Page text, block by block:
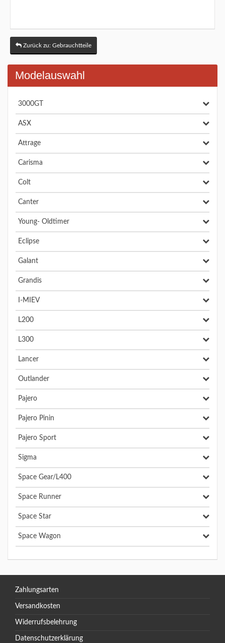
Zurück zu: Gebrauchtteile
Modelauswahl
3000GT
ASX
Attrage
Carisma
Colt
Canter
Young- Oldtimer
Eclipse
Galant
Grandis
I-MIEV
L200
L300
Lancer
Outlander
Pajero
Pajero Pinin
Pajero Sport
Sigma
Space Gear/L400
Space Runner
Space Star
Space Wagon
Zahlungsarten
Versandkosten
Widerrufsbelehrung
Datenschutzerklärung